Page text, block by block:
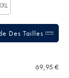
Des Tailles
69,95 €